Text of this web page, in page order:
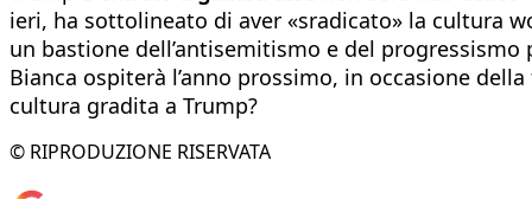
ieri, ha sottolineato di aver «sradicato» la cultura
un bastione dell’antisemitismo e del
Bianca ospiterà l’anno prossimo, in occasione
cultura gradita a Trump?
© RIPRODUZIONE RISERVATA